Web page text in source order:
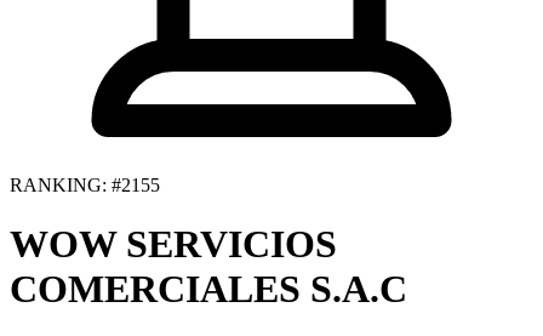
RANKING: #2155
WOW SERVICIOS
COMERCIALES S.A.C